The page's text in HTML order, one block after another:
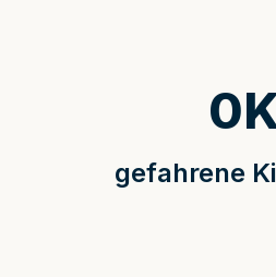
gefahrene
0